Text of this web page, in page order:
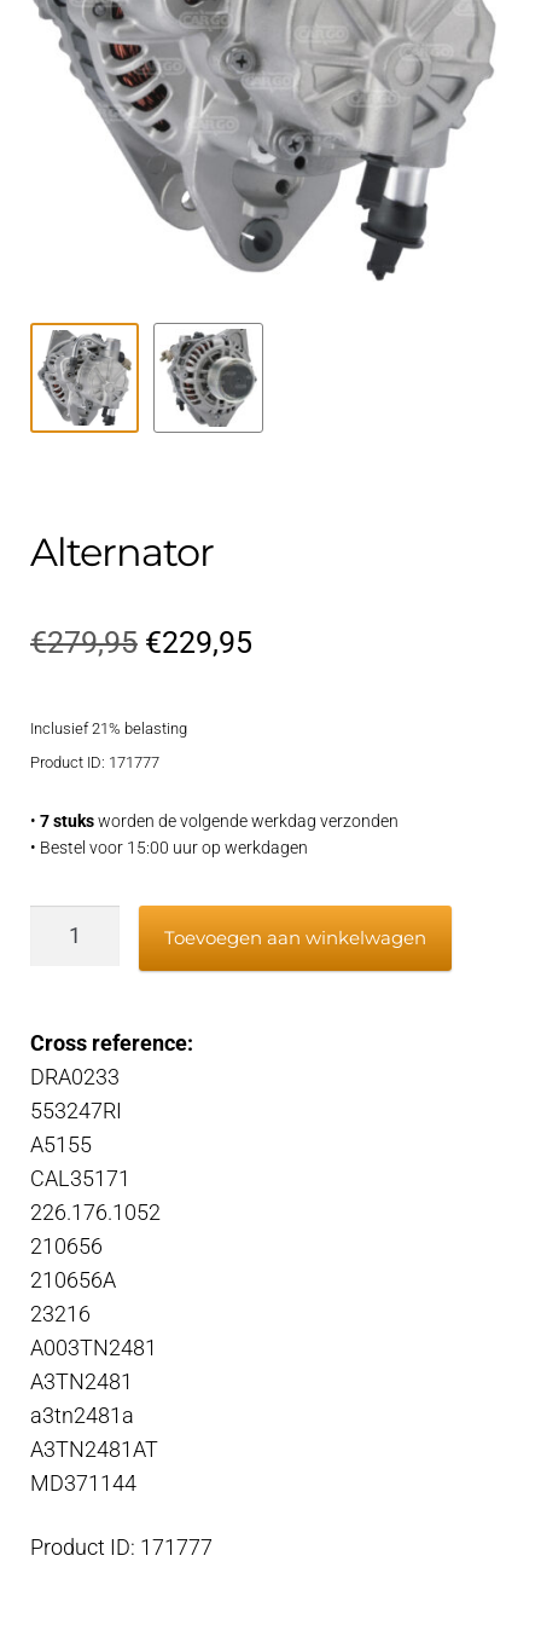
Techniek Blog
Nederlands
Alternator
€279,95 Oorspronkelijke
was:
€229,95Huidige
Inclusief 21% belasting
Product ID: 171777
• 7 stuksworden de volgende werkdag verzonden
• Bestel voor 15:00 uur op werkdagen
Alternator
Toevoegen aan winkelwagen
Cross reference:
DRA0233
553247RI
A5155
CAL35171
226.176.1052
210656
210656A
23216
A003TN2481
A3TN2481
a3tn2481a
A3TN2481AT
MD371144
Product ID: 171777